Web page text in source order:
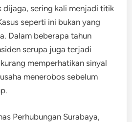
dijaga, sering kali menjadi titik
seperti ini bukan yang
Dalam beberapa tahun
serupa juga terjadi
memperhatikan sinyal
menerobos sebelum
Perhubungan Surabaya,